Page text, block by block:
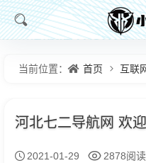
当前位置： 首页 互联
河北七二导航网 欢
2021-01-29 2878阅读